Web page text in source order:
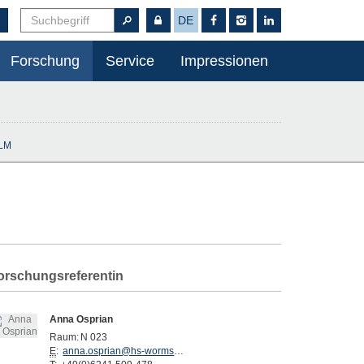
Forschung Service Impressionen
DE
Anna Osprian
Raum: N 023
E:
anna.osprian@hs-worms.de